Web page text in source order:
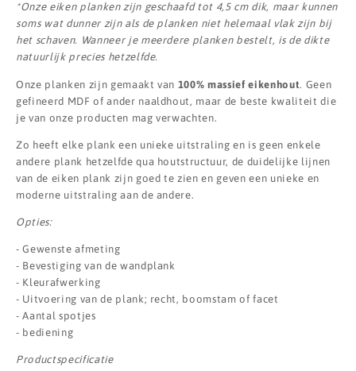
*Onze eiken planken zijn geschaafd tot 4,5 cm dik, maar kunnen
soms wat dunner zijn als de planken niet helemaal vlak zijn bij
het schaven. Wanneer je meerdere planken bestelt, is de dikte
natuurlijk precies hetzelfde.
Onze planken zijn gemaakt van 100% massief eikenhout. Geen
gefineerd MDF of ander naaldhout, maar de beste kwaliteit die
je van onze producten mag verwachten.
Zo heeft elke plank een unieke uitstraling en is geen enkele
andere plank hetzelfde qua houtstructuur, de duidelijke lijnen
van de eiken plank zijn goed te zien en geven een unieke en
moderne uitstraling aan de andere.
Opties:
- Gewenste afmeting
- Bevestiging van de wandplank
- Kleurafwerking
- Uitvoering van de plank; recht, boomstam of facet
- Aantal spotjes
- bediening
Productspecificatie